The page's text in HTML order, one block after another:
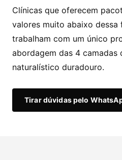
Clínicas que oferecem
valores muito abaixo dessa
trabalham com um único
abordagem das 4 camadas
naturalístico duradouro.
Tirar dúvidas pelo